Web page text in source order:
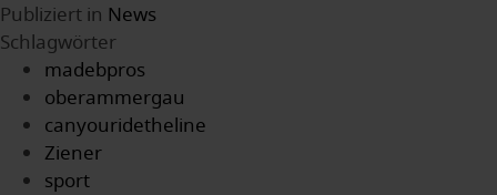
Publiziert in News
Schlagwörter
madebpros
oberammergau
canyouridetheline
Ziener
sport